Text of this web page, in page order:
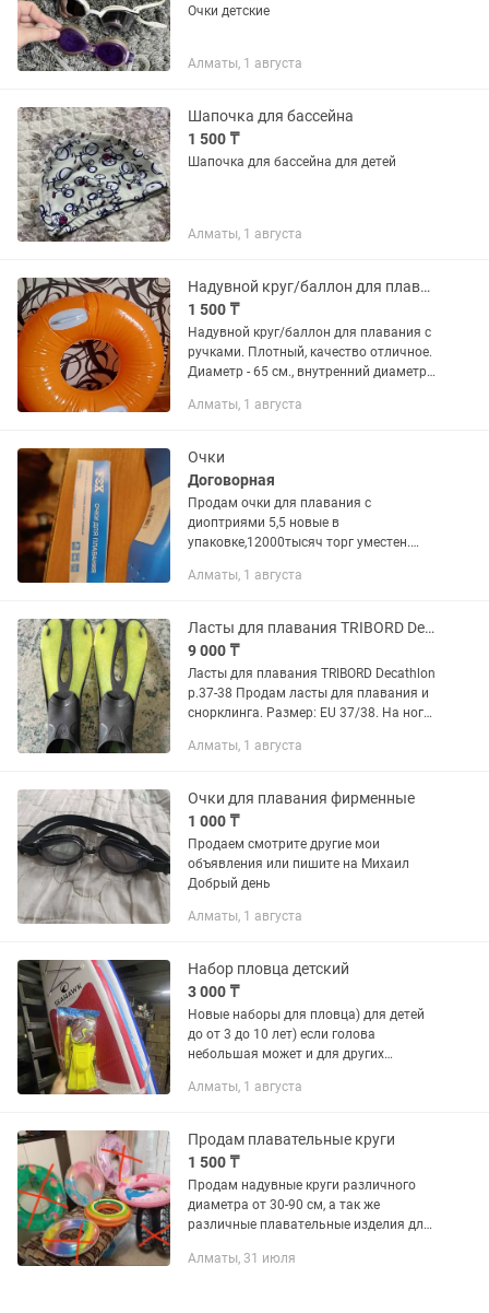
Очки детские
Алматы, 1 августа
Шапочка для бассейна
1 500 ₸
Шапочка для бассейна для детей
Алматы, 1 августа
Надувной круг/баллон для плавания с ручками.
1 500 ₸
Надувной круг/баллон для плавания с
ручками. Плотный, качество отличное.
Диаметр - 65 см., внутренний диаметр -
Алматы, 1 августа
Очки
Договорная
Продам очки для плавания с
диоптриями 5,5 новые в
упаковке,12000тысяч торг уместен.
Алматы, 1 августа
Ласты для плавания TRIBORD Decathlon p.37-38
9 000 ₸
Ласты для плавания TRIBORD Decathlon
p.37-38 Продам ласты для плавания и
снорклинга. Размер: EU 37/38. На ногу
Состояние: б/у, в рабочем состоянии.
Алматы, 1 августа
Очки для плавания фирменные
1 000 ₸
Продаем смотрите другие мои
объявления или пишите на Михаил
Добрый день
Алматы, 1 августа
Набор пловца детский
3 000 ₸
Новые наборы для пловца) для детей
до от 3 до 10 лет) если голова
небольшая может и для других
счет) новые в упаковках)
Алматы, 1 августа
Продам плавательные круги
1 500 ₸
Продам надувные круги различного
диаметра от 30-90 см, а так же
различные плавательные изделия для
абсолютно новое, распродажа с
Алматы, 31 июля